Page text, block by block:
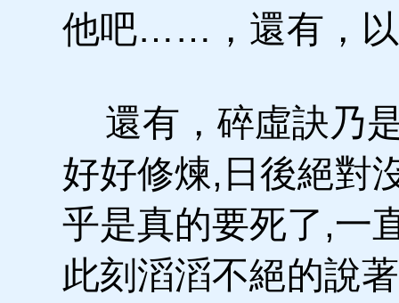
他吧……，還有，
還有，碎虛訣乃
好好修煉,日後絕對
乎是真的要死了,一
此刻滔滔不絕的說